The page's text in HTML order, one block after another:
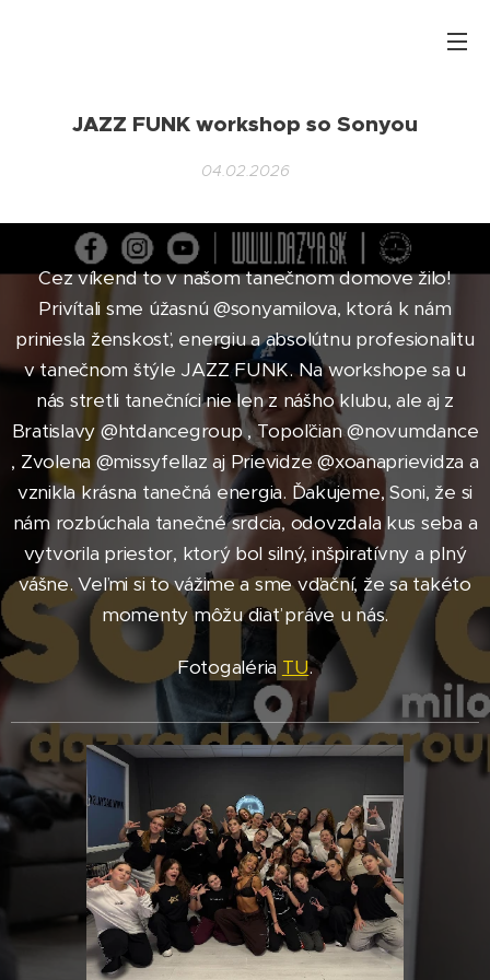
JAZZ FUNK workshop so Sonyou
04.02.2026
Cez víkend to v našom tanečnom domove žilo!
Privítali sme úžasnú @sonyamilova, ktorá k nám
priniesla ženskosť, energiu a absolútnu profesionalitu
v tanečnom štýle JAZZ FUNK. Na workshope sa u
nás stretli tanečníci nie len z nášho klubu, ale aj z
Bratislavy @htdancegroup , Topoľčian @novumdance
, Zvolena @missyfellaz aj Prievidze @xoanaprievidza a
vznikla krásna tanečná energia. Ďakujeme, Soni, že si
nám rozbúchala tanečné srdcia, odovzdala kus seba a
vytvorila priestor, ktorý bol silný, inšpiratívny a plný
vášne. Veľmi si to vážime a sme vďační, že sa takéto
momenty môžu diať práve u nás.
Fotogaléria TU.